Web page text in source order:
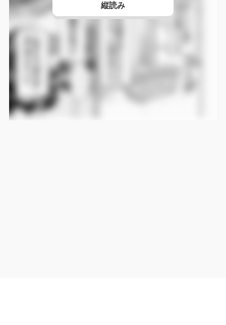
縦読み